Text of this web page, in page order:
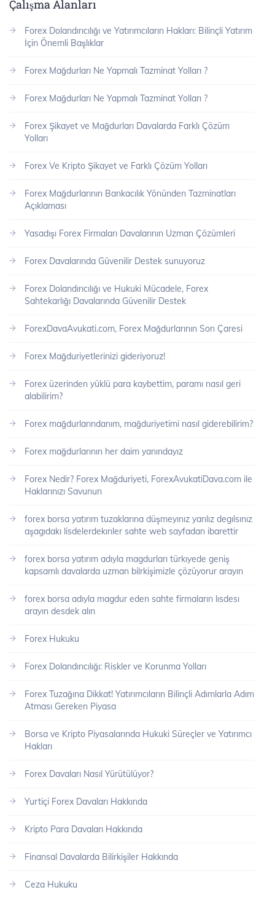
Çalışma Alanları
Forex Dolandırıcılığı ve Yatırımcıların Hakları: Bilinçli Yatırım
İçin Önemli Başlıklar
Forex Mağdurları Ne Yapmalı Tazminat Yolları ?
Forex Mağdurları Ne Yapmalı Tazminat Yolları ?
Forex Şikayet ve Mağdurları Davalarda Farklı Çözüm
Yolları
Forex Ve Kripto Şikayet ve Farklı Çözüm Yolları
Forex Mağdurlarının Bankacılık Yönünden Tazminatları
Açıklaması
Yasadışı Forex Firmaları Davalarının Uzman Çözümleri
Forex Davalarında Güvenilir Destek sunuyoruz
Forex Dolandırıcılığı ve Hukuki Mücadele, Forex
Sahtekarlığı Davalarında Güvenilir Destek
ForexDavaAvukati.com, Forex Mağdurlarının Son Çaresi
Forex Mağduriyetlerinizi gideriyoruz!
Forex üzerinden yüklü para kaybettim, paramı nasıl geri
alabilirim?
Forex mağdurlarındanım, mağduriyetimi nasıl giderebilirim?
Forex mağdurlarının her daim yanındayız
Forex Nedir? Forex Mağduriyeti, ForexAvukatiDava.com ile
Haklarınızı Savunun
forex borsa yatırım tuzaklarına düşmeyınız yanlız degılsınız
aşagıdakı lisdelerdekınler sahte web sayfadan ibarettir
forex borsa yatırım adıyla magdurları türkıyede geniş
kapsamlı davalarda uzman bilrkişimizle çözüyorur arayın
forex borsa adıyla magdur eden sahte firmaların lısdesı
arayın desdek alın
Forex Hukuku
Forex Dolandırıcılığı: Riskler ve Korunma Yolları
Forex Tuzağına Dikkat! Yatırımcıların Bilinçli Adımlarla Adım
Atması Gereken Piyasa
Borsa ve Kripto Piyasalarında Hukuki Süreçler ve Yatırımcı
Hakları
Forex Davaları Nasıl Yürütülüyor?
Yurtiçi Forex Davaları Hakkında
Kripto Para Davaları Hakkında
Finansal Davalarda Bilirkişiler Hakkında
Ceza Hukuku